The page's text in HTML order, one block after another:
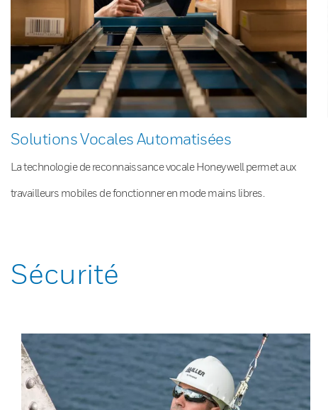
Solutions Vocales Automatisées
La technologie de reconnaissance vocale Honeywell permet aux
travailleurs mobiles de fonctionner en mode mains libres.
Sécurité